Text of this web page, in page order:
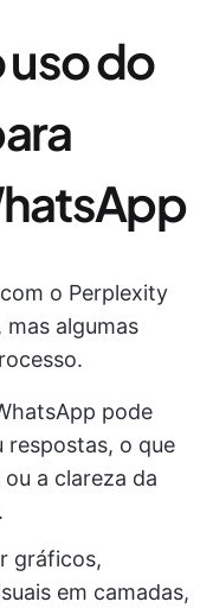
do
o Perplexity
algumas
pode
respostas, o que
a clareza da
gráficos,
em camadas,